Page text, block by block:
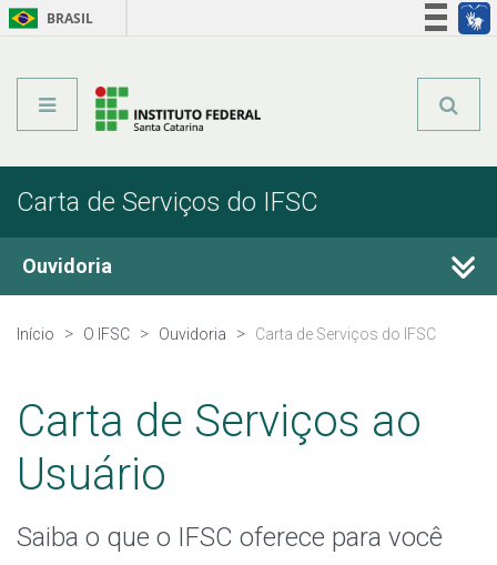
BRASIL
Carta de Serviços do IFSC
Ouvidoria
Conheça a Ouvidoria
Conselho de Usuários
Início O IFSC Ouvidoria Carta de Serviços do IFSC
Carta de Serviços ao
Usuário
Saiba o que o IFSC oferece para você